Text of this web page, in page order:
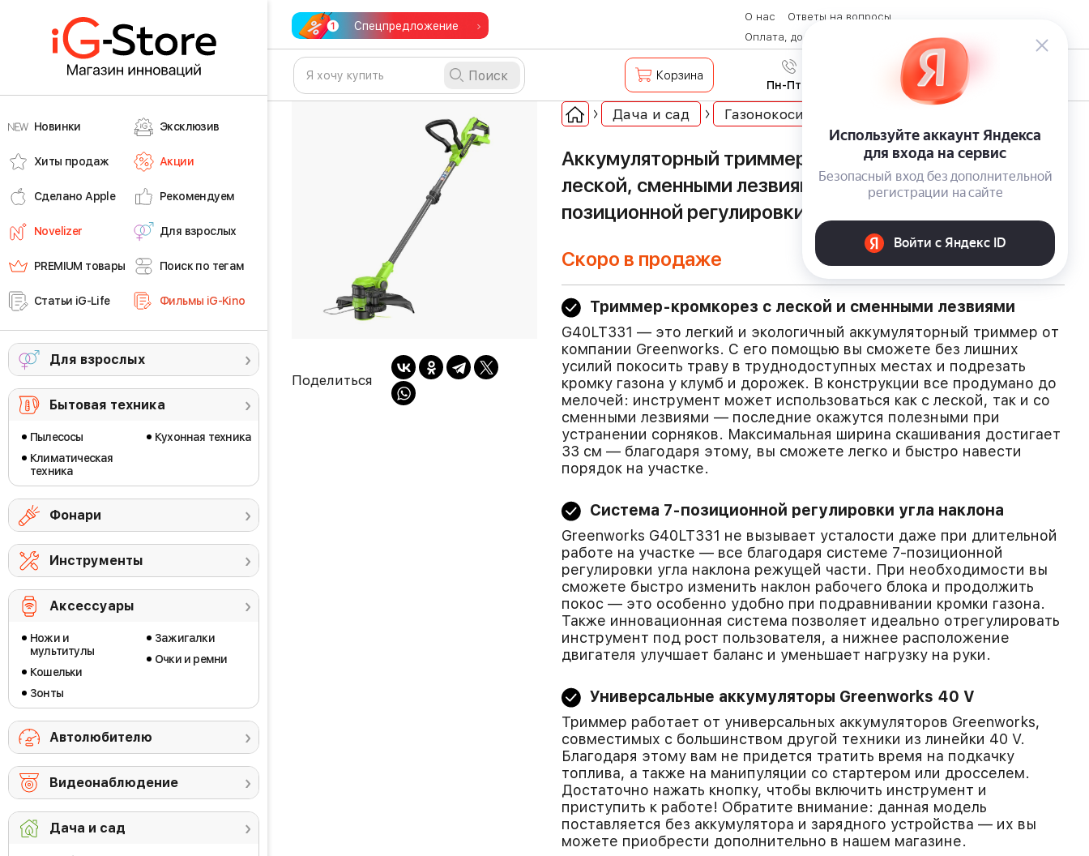
Новинки Эксклюзив
Хиты продаж Акции
Сделано Apple Рекомендуем
Novelizer Для взрослых
PREMIUM товары Поиск по тегам
Статьи iG-Life Фильмы iG-Kino
Для взрослых
Бытовая техника
Пылесосы
Климатическая
техника
Кухонная техника
Фонари
Инструменты
Аксессуары
Ножи и
мультитулы
Кошельки
Зонты
Зажигалки
Очки и ремни
Автолюбителю
Видеонаблюдение
Дача и сад
Спецпредложение
О нас
Ответы на вопросы
Оплата, доставка и возврат товара
Контакты
Поиск Корзина 8 (800) 600-28-07
Пн-Пт с 9:00 до 19:00
Поделиться
Дача и сад Газонокосилки
Аккумуляторный триммер Greenworks G40LT331 с
леской, сменными лезвиями и системой 7-
позиционной регулировки угла наклона
Скоро в продаже
Триммер-кромкорез с леской и сменными лезвиями
G40LT331 — это легкий и экологичный аккумуляторный триммер от
компании Greenworks. С его помощью вы сможете без лишних
усилий покосить траву в труднодоступных местах и подрезать
кромку газона у клумб и дорожек. В конструкции все продумано до
мелочей: инструмент может использоваться как с леской, так и со
сменными лезвиями — последние окажутся полезными при
устранении сорняков. Максимальная ширина скашивания достигает
33 см — благодаря этому, вы сможете легко и быстро навести
порядок на участке.
Система 7-позиционной регулировки угла наклона
Greenworks G40LT331 не вызывает усталости даже при длительной
работе на участке — все благодаря системе 7-позиционной
регулировки угла наклона режущей части. При необходимости вы
сможете быстро изменить наклон рабочего блока и продолжить
покос — это особенно удобно при подравнивании кромки газона.
Также инновационная система позволяет идеально отрегулировать
инструмент под рост пользователя, а нижнее расположение
двигателя улучшает баланс и уменьшает нагрузку на руки.
Универсальные аккумуляторы Greenworks 40 V
Триммер работает от универсальных аккумуляторов Greenworks,
совместимых с большинством другой техники из линейки 40 V.
Благодаря этому вам не придется тратить время на подкачку
топлива, а также на манипуляции со стартером или дросселем.
Достаточно нажать кнопку, чтобы включить инструмент и
приступить к работе! Обратите внимание: данная модель
поставляется без аккумулятора и зарядного устройства — их вы
можете приобрести дополнительно в нашем магазине.